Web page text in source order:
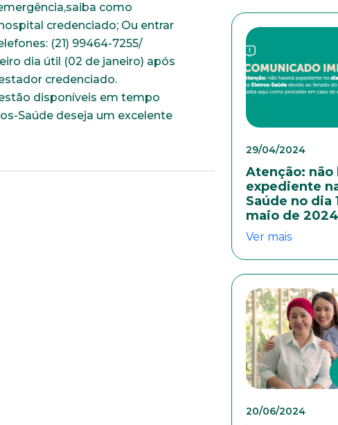
como
credenciado; Ou entrar
(21) 99464-7255/
dia útil (02 de janeiro) após
credenciado.
disponíveis em tempo
Saúde deseja um excelente
29/04/2024
Atenção: não
expediente
Saúde no dia
maio de
Ver mais
20/06/2024
com o bem-estar dos seus colaboradores. Preencha